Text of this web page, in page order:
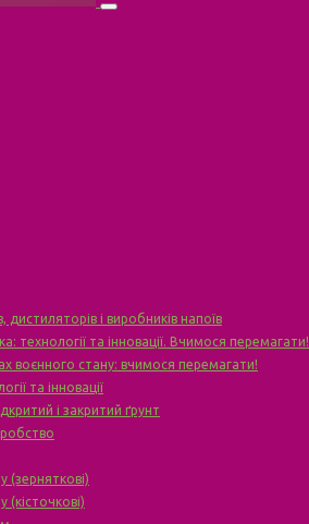
і виробників напоїв
технології та інновації. Вчимося перемагати!
воєнного стану: вчимося перемагати!
та інновації
і закритий ґрунт
(зерняткові)
(кісточкові)